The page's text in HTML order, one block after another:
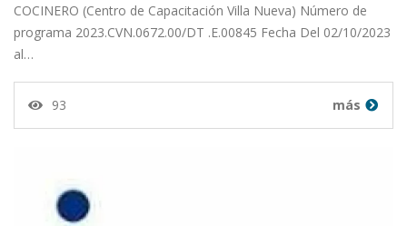
COCINERO (Centro de Capacitación Villa Nueva) Número de
programa 2023.CVN.0672.00/DT .E.00845 Fecha Del 02/10/2023
al…
93 más